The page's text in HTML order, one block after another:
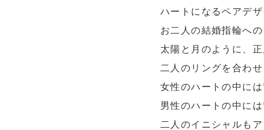
ハートになるペアデ
お二人の結婚指輪へ
太陽と月のように、
二人のリングを合わ
女性のハートの中に
男性のハートの中に
二人のイニシャルも